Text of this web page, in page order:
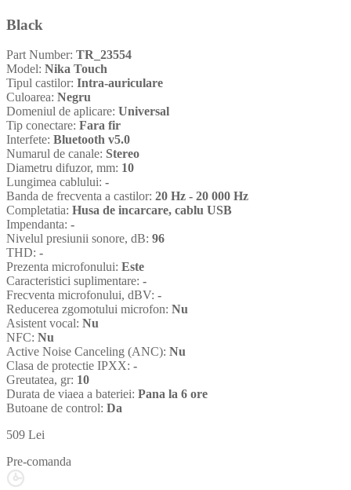
Black
Part Number: TR_23554
Model: Nika Touch
Tipul castilor: Intra-auriculare
Culoarea: Negru
Domeniul de aplicare: Universal
Tip conectare: Fara fir
Interfete: Bluetooth v5.0
Numarul de canale: Stereo
Diametru difuzor, mm: 10
Lungimea cablului: -
Banda de frecventa a castilor: 20 Hz - 20 000 Hz
Completatia: Husa de incarcare, cablu USB
Impendanta: -
Nivelul presiunii sonore, dB: 96
THD: -
Prezenta microfonului: Este
Caracteristici suplimentare: -
Frecventa microfonului, dBV: -
Reducerea zgomotului microfon: Nu
Asistent vocal: Nu
NFC: Nu
Active Noise Canceling (ANC): Nu
Clasa de protectie IPXX: -
Greutatea, gr: 10
Durata de viaеa a bateriei: Pana la 6 ore
Butoane de control: Da
509 Lei
Pre-comanda